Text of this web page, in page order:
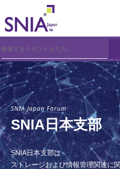
SNIA Japan Forum
SNIA日本支部
SNIA日本支部は
ストレージおよび情報管理関連に